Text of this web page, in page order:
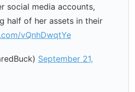
social media accounts,
half of her assets in their
vQnhDwqtYe
September 21,